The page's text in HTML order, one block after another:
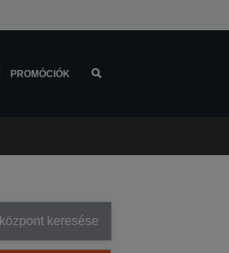
PROMÓCIÓK
keresése